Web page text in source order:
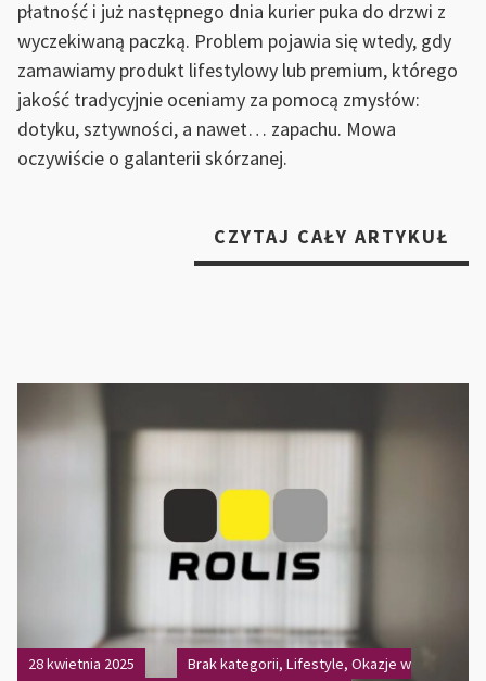
płatność i już następnego dnia kurier puka do drzwi z
wyczekiwaną paczką. Problem pojawia się wtedy, gdy
zamawiamy produkt lifestylowy lub premium, którego
jakość tradycyjnie oceniamy za pomocą zmysłów:
dotyku, sztywności, a nawet… zapachu. Mowa
oczywiście o galanterii skórzanej.
CZYTAJ CAŁY ARTYKUŁ
28 kwietnia 2025 Brak kategorii, Lifestyle, Okazje w